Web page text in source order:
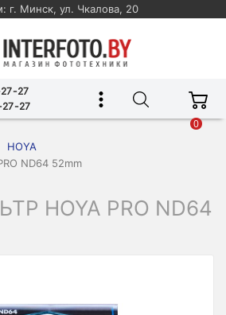
г. Минск, ул. Чкалова, 20
27
27-27
0
HOYA
ND64 52mm
HOYA PRO ND64